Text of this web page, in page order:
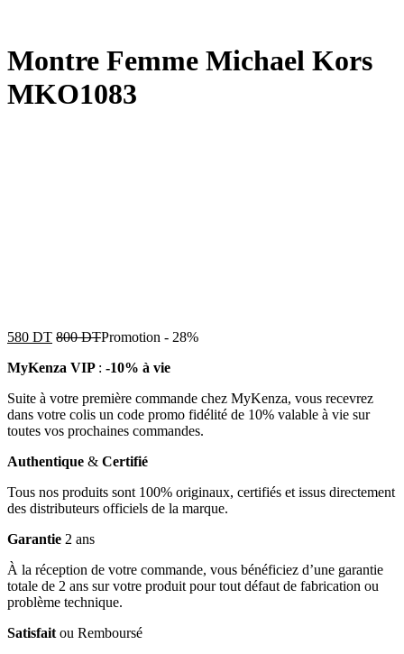
Montre Femme Michael Kors
MKO1083
580 DT 800DTPromotion - 28%
MyKenza VIP : -10% à vie
Suite à votre première commande chez MyKenza, vous recevrez
dans votre colis un code promo fidélité de 10% valable à vie sur
toutes vos prochaines commandes.
Authentique & Certifié
Tous nos produits sont 100% originaux, certifiés et issus directement
des distributeurs officiels de la marque.
Garantie 2 ans
À la réception de votre commande, vous bénéficiez d’une garantie
totale de 2 ans sur votre produit pour tout défaut de fabrication ou
problème technique.
Satisfait ou Remboursé